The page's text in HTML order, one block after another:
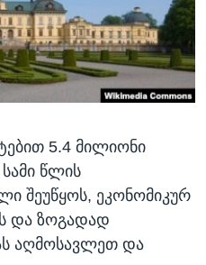
5.4 მილიონი
წლის
შეუწყოს, ეკონომიკურ
და ზოგადად
აღმოსავლეთ და